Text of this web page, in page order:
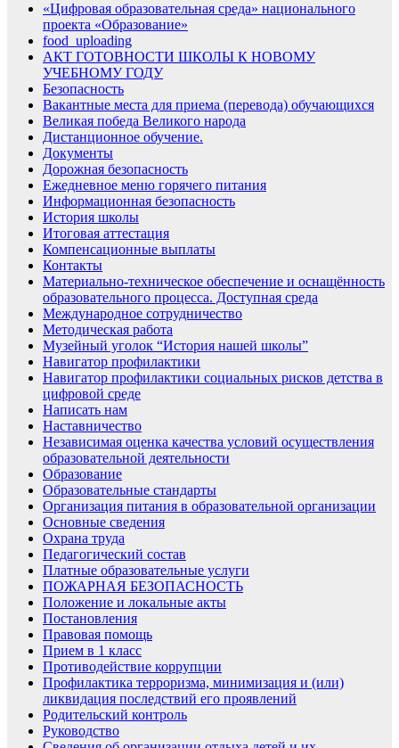
«Цифровая образовательная среда» национального
проекта «Образование»
food_uploading
АКТ ГОТОВНОСТИ ШКОЛЫ К НОВОМУ
УЧЕБНОМУ ГОДУ
Безопасность
Вакантные места для приема (перевода) обучающихся
Великая победа Великого народа
Дистанционное обучение.
Документы
Дорожная безопасность
Ежедневное меню горячего питания
Информационная безопасность
История школы
Итоговая аттестация
Компенсационные выплаты
Контакты
Материально-техническое обеспечение и оснащённость
образовательного процесса. Доступная среда
Международное сотрудничество
Методическая работа
Музейный уголок “История нашей школы”
Навигатор профилактики
Навигатор профилактики социальных рисков детства в
цифровой среде
Написать нам
Наставничество
Независимая оценка качества условий осуществления
образовательной деятельности
Образование
Образовательные стандарты
Организация питания в образовательной организации
Основные сведения
Охрана труда
Педагогический состав
Платные образовательные услуги
ПОЖАРНАЯ БЕЗОПАСНОСТЬ
Положение и локальные акты
Постановления
Правовая помощь
Прием в 1 класс
Противодействие коррупции
Профилактика терроризма, минимизация и (или)
ликвидация последствий его проявлений
Родительский контроль
Руководство